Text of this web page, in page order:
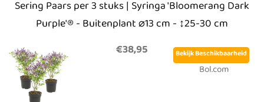
Sering Paars per 3 stuks | Syringa 'Bloomerang Dark
Purple'® - Buitenplant ⌀13 cm - ↕25-30 cm
€38,95
Bekijk Beschikbaarheid
Bol.com